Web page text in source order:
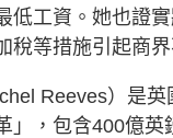
低工資。她也證
稅等措施引起商
Reeves）是
」，包含400億